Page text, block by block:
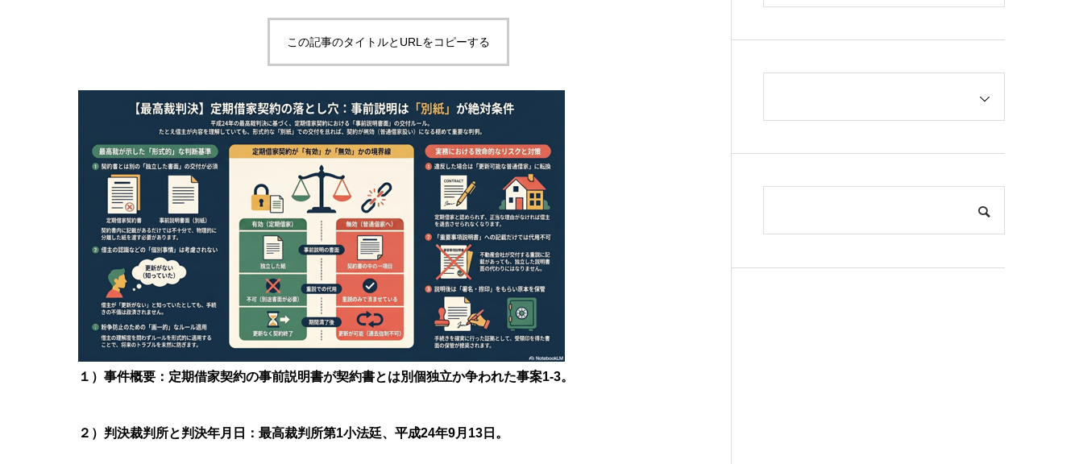
この記事のタイトルとURLをコピーする
１）事件概要：定期借家契約の事前説明書が契約書とは別個独立か争われた事案1-3。
２）判決裁判所と判決年月日：最高裁判所第1小法廷、平成24年9月13日。
機関への影響と新た
イムシフト